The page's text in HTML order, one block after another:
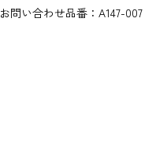
お問い合わせ品番： A147-007